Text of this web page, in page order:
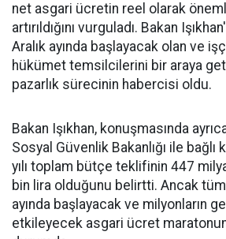
net asgari ücretin reel olarak
artırıldığını vurguladı. Bakan
Aralık ayında başlayacak olan ve
hükümet temsilcilerini bir araya
pazarlık sürecinin habercisi oldu.
Bakan Işıkhan, konuşmasında
Sosyal Güvenlik Bakanlığı ile bağlı
yılı toplam bütçe teklifinin 447
bin lira olduğunu belirtti. Ancak tüm
ayında başlayacak ve milyonların
etkileyecek asgari ücret